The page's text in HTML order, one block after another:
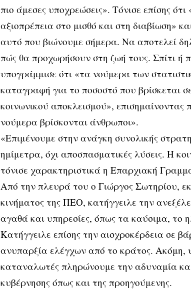
πιο άμεσες υποχρεώσεις». Τόνισε επίσης ότι
αξιοπρέπεια στο μισθό και στη διαβίωση»
αυτό που βιώνουμε σήμερα. Να αποτελεί
πώς θα προχωρήσουν στη ζωή τους. Σπίτι ή
υπογράμμισε ότι «τα νούμερα των
καταγραφή για το ποσοστό που βρίσκεται
κοινωνικού αποκλεισμού»,
νούμερα βρίσκονται άνθρωποι».
«Επιμένουμε στην ανάγκη συνολικής
ημίμετρα, όχι αποσπασματικές λύσεις. Η
τόνισε χαρακτηριστικά η Επαρχιακή
Από την πλευρά του ο Γιώργος Σωτηρίου,
κινήματος της ΠΕΟ, κατήγγειλε την
αγαθά και υπηρεσίες, όπως τα καύσιμα, το
Κατήγγειλε επίσης την αισχροκέρδεια σε
ανυπαρξία ελέγχων από το κράτος. Ακόμη,
καταναλωτές πληρώνουμε την αδυναμία
κυβέρνησης όπως και της προηγούμενης.